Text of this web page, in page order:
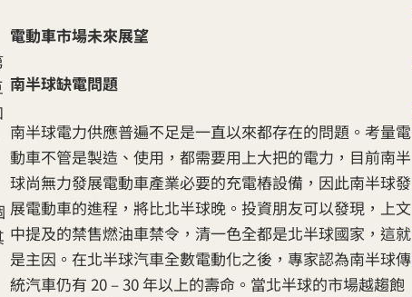
電動車市場未來展望
南半球缺電問題
南半球電力供應普遍不足是一直以來都存在的問題。考量電
動車不管是製造、使用，都需要用上大把的電力，目前南半
球尚無力發展電動車產業必要的充電樁設備，因此南半球發
展電動車的進程，將比北半球晚。投資朋友可以發現，上文
中提及的禁售燃油車禁令，清一色全都是北半球國家，這就
是主因。在北半球汽車全數電動化之後，專家認為南半球傳
統汽車仍有 20 – 30 年以上的壽命。當北半球的市場越趨飽